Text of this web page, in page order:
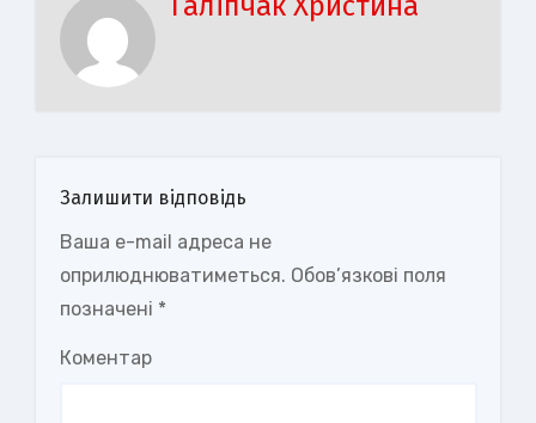
Залишити відповідь
Ваша e-mail адреса не
оприлюднюватиметься. Обов’язкові поля
позначені *
Коментар